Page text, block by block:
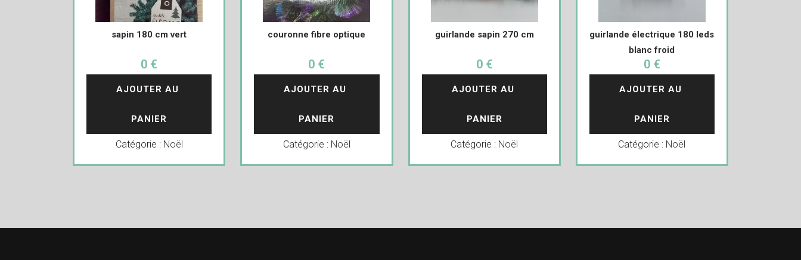
sapin 180 cm vert
0 €
AJOUTER AU
PANIER
Catégorie : Noël
couronne fibre optique
0 €
AJOUTER AU
PANIER
Catégorie : Noël
guirlande sapin 270 cm
0 €
AJOUTER AU
PANIER
Catégorie : Noël
guirlande électrique 180 leds
blanc froid
0 €
AJOUTER AU
PANIER
Catégorie : Noël